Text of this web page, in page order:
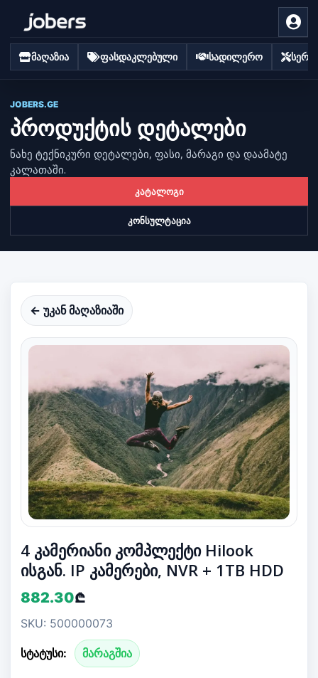
მაღაზია ფასდაკლებული სადილერო
JOBERS.GE
პროდუქტის დეტალები
ნახე ტექნიკური დეტალები, ფასი, მარაგი და დაამატე
კალათაში.
კატალოგი
კონსულტაცია
← უკან მაღაზიაში
4 კამერიანი კომპლექტი Hilook
ისგან. IP კამერები, NVR + 1TB HDD
882.30₾
SKU: 500000073
სტატუსი: მარაგშია